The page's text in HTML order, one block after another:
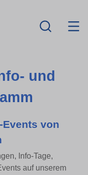
und
Events von
Info-Tage,
auf unserem